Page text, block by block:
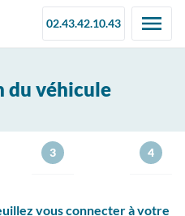
02.43.42.10.43
du véhicule
3 4
vous connecter à votre